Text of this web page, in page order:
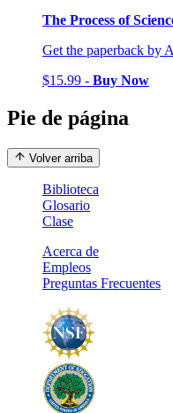
The Process of
Get the paperback by
$15.99 - Buy Now
Pie de página
Volver arriba
Biblioteca
Glosario
Clase
Acerca de
Empleos
Preguntas Frecuentes